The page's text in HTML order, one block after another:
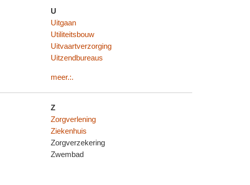
U
Uitgaan
Utiliteitsbouw
Uitvaartverzorging
Uitzendbureaus
meer.:.
Z
Zorgverlening
Ziekenhuis
Zorgverzekering
Zwembad